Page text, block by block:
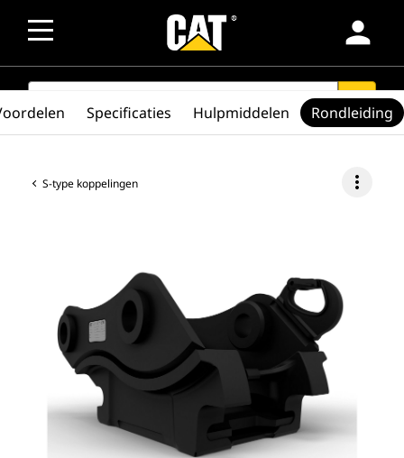
person
SEARCH search
S-type koppelingen more_vert
Specificaties Hulpmiddelen Rondleiding